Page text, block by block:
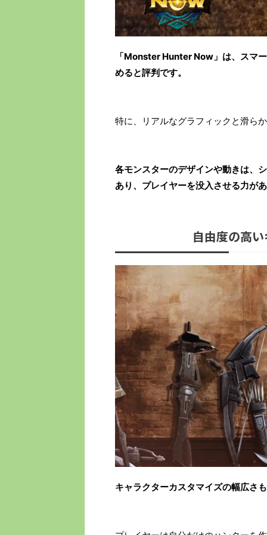
「Monster Hunter Now」は、スマ
めると評判です。
特に、リアルなグラフィックと滑ら
各モンスターのデザインや動きは、
あり、プレイヤーを没入させる力が
自由度の高
キャラクターカスタマイズの幅広さ